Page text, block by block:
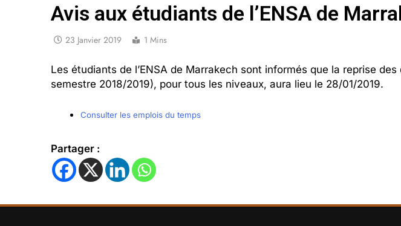
Avis aux étudiants de l’ENSA de
23 Janvier 2019 1 Mins
Les étudiants de l’ENSA de Marrakech sont informés que la reprise
semestre 2018/2019), pour tous les niveaux, aura lieu le 28/01/2019.
Consulter les emplois du temps
Partager :